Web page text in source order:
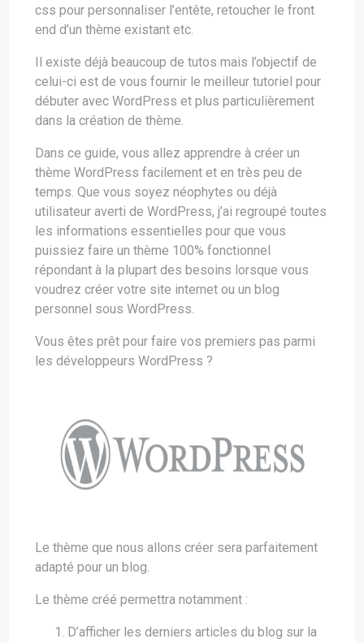
css pour personnaliser l’entête, retoucher le front
end d’un thème existant etc.
Il existe déjà beaucoup de tutos mais l’objectif de
celui-ci est de vous fournir le meilleur tutoriel pour
débuter avec WordPress et plus particulièrement
dans la création de thème.
Dans ce guide, vous allez apprendre à créer un
thème WordPress facilement et en très peu de
temps. Que vous soyez néophytes ou déjà
utilisateur averti de WordPress, j’ai regroupé toutes
les informations essentielles pour que vous
puissiez faire un thème 100% fonctionnel
répondant à la plupart des besoins lorsque vous
voudrez créer votre site internet ou un blog
personnel sous WordPress.
Vous êtes prêt pour faire vos premiers pas parmi
les développeurs WordPress ?
Le thème que nous allons créer sera parfaitement
adapté pour un blog.
Le thème créé permettra notamment :
D’afficher les derniers articles du blog sur la